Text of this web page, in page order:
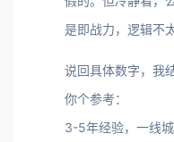
是即战力，逻辑不
说回具体数字，我
你个参考：
3-5年经验，一线